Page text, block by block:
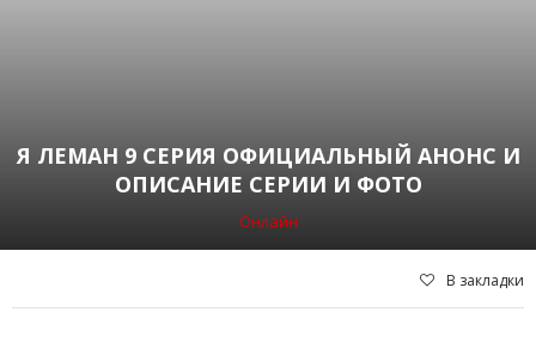
Я ЛЕМАН 9 СЕРИЯ ОФИЦИАЛЬНЫЙ АНОНС И
ОПИСАНИЕ СЕРИИ И ФОТО
Онлайн
В закладки